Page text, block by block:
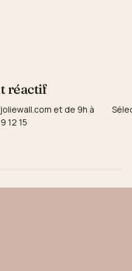
réactif
et de 9h à
12 15